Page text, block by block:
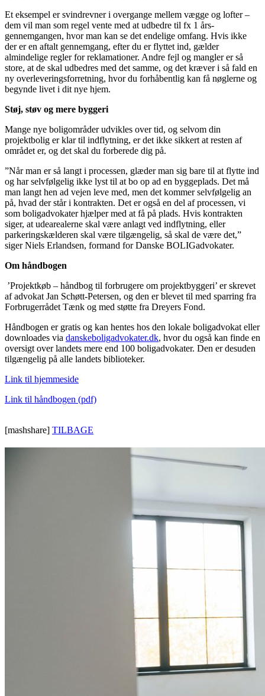
Et eksempel er svindrevner i overgange mellem vægge og lofter –
dem vil man som regel vente med at udbedre til fx 1 års-
gennemgangen, hvor man kan se det endelige omfang. Hvis ikke
der er en aftalt gennemgang, efter du er flyttet ind, gælder
almindelige regler for reklamationer. Andre fejl og mangler er så
store, at de skal udbedres med det samme, og det kræver i så fald en
ny overleveringsforretning, hvor du forhåbentlig kan få nøglerne og
begynde livet i dit nye hjem.
Støj, støv og mere byggeri
Mange nye boligområder udvikles over tid, og selvom din
projektbolig er klar til indflytning, er det ikke sikkert at resten af
området er, og det skal du forberede dig på.
”Når man er så langt i processen, glæder man sig bare til at flytte ind
og har selvfølgelig ikke lyst til at bo op ad en byggeplads. Det må
man langt hen ad vejen leve med, men det kommer selvfølgelig an
på, hvad der står i kontrakten. Det er også en del af processen, vi
som boligadvokater hjælper med at få på plads. Hvis kontrakten
siger, at udearealerne skal være anlagt ved indflytning, eller
parkeringskælderen skal være tilgængelig, så skal de være det,”
siger Niels Erlandsen, formand for Danske BOLIGadvokater.
Om håndbogen
’Projektkøb – håndbog til forbrugere om projektbyggeri’ er skrevet
af advokat Jan Schøtt-Petersen, og den er blevet til med sparring fra
Forbrugerrådet Tænk og med støtte fra Dreyers Fond.
Håndbogen er gratis og kan hentes hos den lokale boligadvokat eller
downloades via danskeboligadvokater.dk, hvor du også kan finde en
oversigt over landets mere end 100 boligadvokater. Den er desuden
tilgængelig på alle landets biblioteker.
Link til hjemmeside
Link til håndbogen (pdf)
[mashshare] TILBAGE